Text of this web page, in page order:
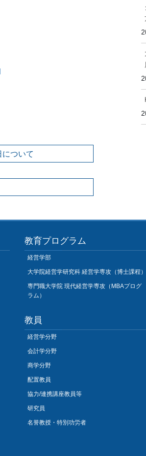
について
教育プログラム
経営学部
大学院経営学研究科 経営学専攻（博士課程）
専門職大学院 現代経営学専攻（MBAプログ
ラム）
教員
経営学分野
会計学分野
商学分野
配置教員
協力/連携講座教員等
研究員
名誉教授・特別功労者